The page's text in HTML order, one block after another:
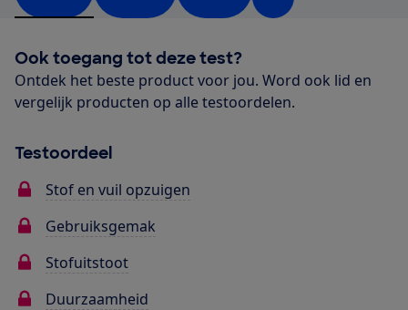
Ook toegang tot deze test?
Ontdek het beste product voor jou. Word ook lid en
vergelijk producten op alle testoordelen.
Testoordeel
Stof en vuil opzuigen
Gebruiksgemak
Stofuitstoot
Duurzaamheid